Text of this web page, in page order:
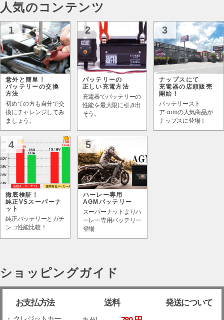
人気のコンテンツ
1
意外と簡単！
バッテリーの交換
方法
初めての方も自分で交
換にチャレンジしてみ
ましょう。
2
バッテリーの
正しい充電方法
充電器でバッテリーの
性能を最大限に引き出
そう。
3
ナップスにて
充電器の店頭販売
開始！
バッテリースト
ア.comの人気商品が
ナップスに登場！
4
徹底検証！
純正VSスーパーナ
ット
純正バッテリーとガチ
ンコ性能比較！
5
ハーレー専用
AGMバッテリー
スーパーナットよりハ
ーレー専用バッテリー
登場
ショッピングガイド
お支払方法 送料 発送について